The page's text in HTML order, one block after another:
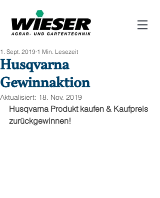
Husqvarna
Gewinnaktion
1. Sept. 2019 1 Min. Lesezeit
Aktualisiert: 18. Nov. 2019
Husqvarna Produkt kaufen & Kaufpreis
zurückgewinnen!